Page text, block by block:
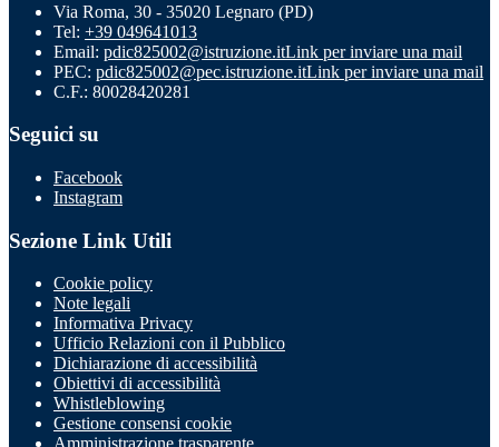
Via Roma, 30 - 35020 Legnaro (PD)
Tel: +39 049641013
Email: pdic825002@istruzione.itLink per inviare una mail
PEC: pdic825002@pec.istruzione.itLink per inviare una mail
C.F.: 80028420281
Seguici su
Facebook
Instagram
Sezione Link Utili
Cookie policy
Note legali
Informativa Privacy
Ufficio Relazioni con il Pubblico
Dichiarazione di accessibilità
Obiettivi di accessibilità
Whistleblowing
Gestione consensi cookie